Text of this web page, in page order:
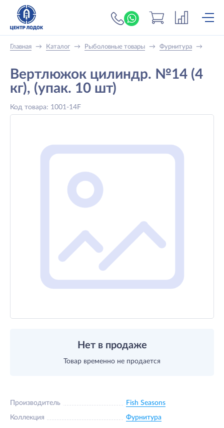
+7 (919) 698-56-
Главная → Каталог → Рыболовные товары → Фурнитура →
Вертлюжок цилиндр. №14 (4
кг), (упак. 10 шт)
Код товара: 1001-14F
Нет в продаже
Товар временно не продается
Производитель Fish Seasons
Коллекция Фурнитура